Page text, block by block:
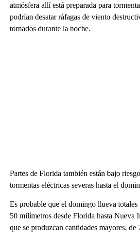
atmósfera allí está preparada para
podrían desatar ráfagas de viento
tornados durante la noche.
Partes de Florida también están bajo
tormentas eléctricas severas hasta el
Es probable que el domingo llueva totales
50 milímetros desde Florida hasta Nueva
que se produzcan cantidades mayores, de